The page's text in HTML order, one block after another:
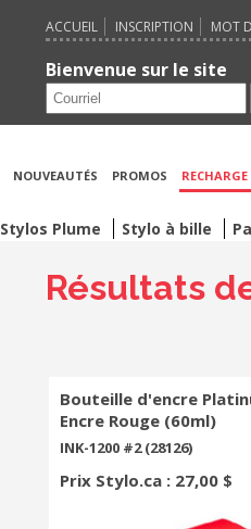
ACCUEIL INSCRIPTION MOT
Bienvenue sur le site
NOUVEAUTÉS PROMOS
Stylos Plume Stylo à bille
Résultats
Bouteille d'encre
Encre Rouge (60ml)
INK-1200 #2 (28126)
Prix Stylo.ca : 27,00 $